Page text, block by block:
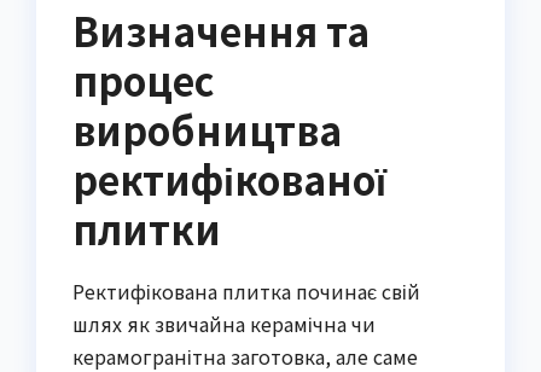
Визначення та
процес
виробництва
ректифікованої
плитки
Ректифікована плитка починає свій
шлях як звичайна керамічна чи
керамогранітна заготовка, але саме